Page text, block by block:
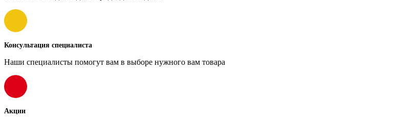
Консультация специалиста
Наши специалисты помогут вам в выборе нужного вам товара
Акции